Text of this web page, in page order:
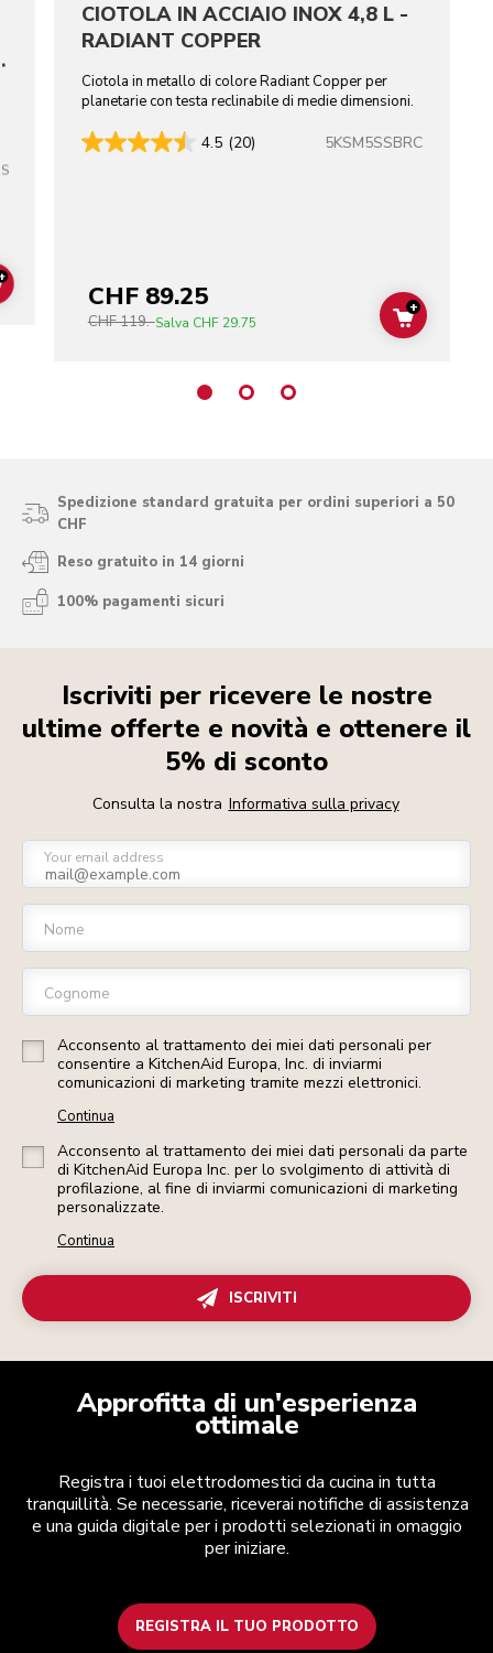
ADD TO CART
CIOTOLA IN ACCIAIO INOX 4,8 L -
RADIANT COPPER
Ciotola in metallo di colore Radiant Copper per
planetarie con testa reclinabile di medie dimensioni.
4.5 (20) 5KSM5SSBRC
CHF 89.25
CHF 119.-Salva CHF 29.75 ADD TO
+
Spedizione standard gratuita per ordini superiori a 50
CHF
Reso gratuito in 14 giorni
100% pagamenti sicuri
Iscriviti per ricevere le nostre
ultime offerte e novità e ottenere il
5% di sconto
Consulta la nostra Informativa sulla privacy
Your email address
Nome
Cognome
Acconsento al trattamento dei miei dati personali per
consentire a KitchenAid Europa, Inc. di inviarmi
comunicazioni di marketing tramite mezzi elettronici.
Continua
Acconsento al trattamento dei miei dati personali da parte
di KitchenAid Europa Inc. per lo svolgimento di attività di
profilazione, al fine di inviarmi comunicazioni di marketing
personalizzate.
Continua
ISCRIVITI
Approfitta di un'esperienza
ottimale
Registra i tuoi elettrodomestici da cucina in tutta
tranquillità. Se necessarie, riceverai notifiche di assistenza
e una guida digitale per i prodotti selezionati in omaggio
per iniziare.
REGISTRA IL TUO PRODOTTO